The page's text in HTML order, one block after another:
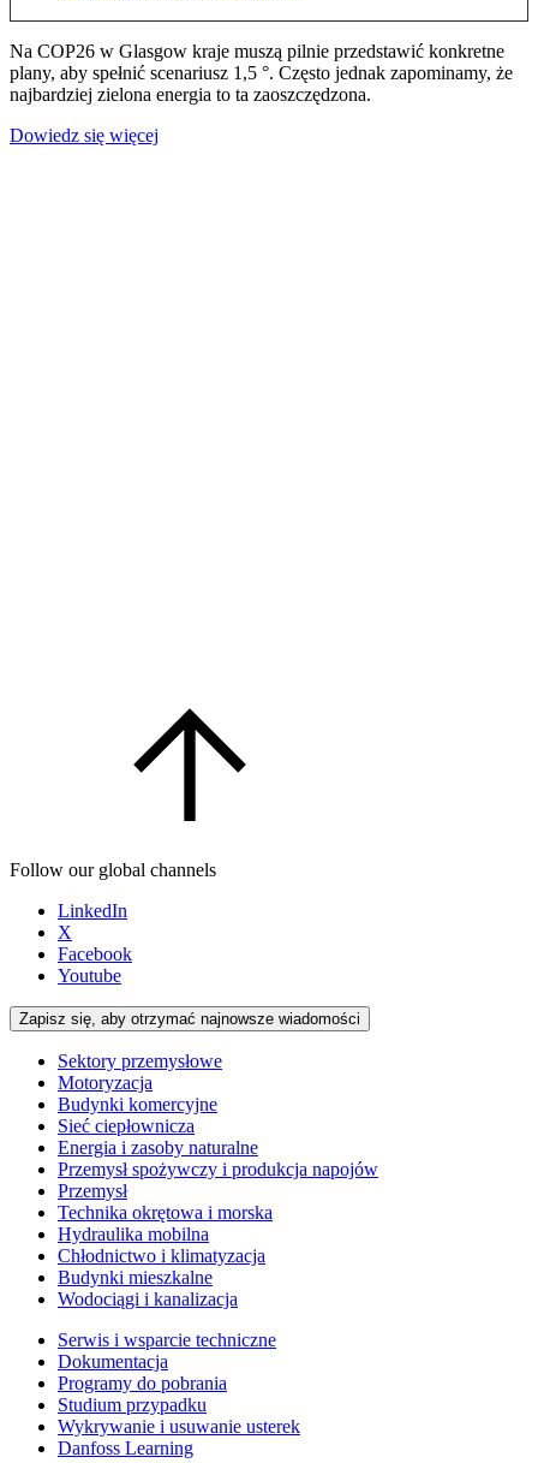
Na COP26 w Glasgow kraje muszą pilnie przedstawić konkretne
plany, aby spełnić scenariusz 1,5 °. Często jednak zapominamy, że
najbardziej zielona energia to ta zaoszczędzona.
Dowiedz się więcej
Follow our global channels
LinkedIn
X
Facebook
Youtube
Zapisz się, aby otrzymać najnowsze wiadomości
Sektory przemysłowe
Motoryzacja
Budynki komercyjne
Sieć ciepłownicza
Energia i zasoby naturalne
Przemysł spożywczy i produkcja napojów
Przemysł
Technika okrętowa i morska
Hydraulika mobilna
Chłodnictwo i klimatyzacja
Budynki mieszkalne
Wodociągi i kanalizacja
Serwis i wsparcie techniczne
Dokumentacja
Programy do pobrania
Studium przypadku
Wykrywanie i usuwanie usterek
Danfoss Learning